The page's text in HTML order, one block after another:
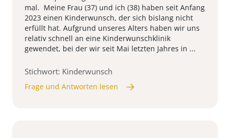
mal. Meine Frau (37) und ich (38) haben seit Anfang
2023 einen Kinderwunsch, der sich bislang nicht
erfüllt hat. Aufgrund unseres Alters haben wir uns
relativ schnell an eine Kinderwunschklinik
gewendet, bei der wir seit Mai letzten Jahres in ...
Stichwort: Kinderwunsch
Frage und Antworten lesen